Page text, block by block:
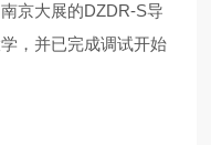
京大展的DZDR-S导
，并已完成调试开始